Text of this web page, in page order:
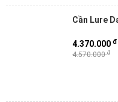
Cần Lure
4.570.000đ
4.370.000 đ